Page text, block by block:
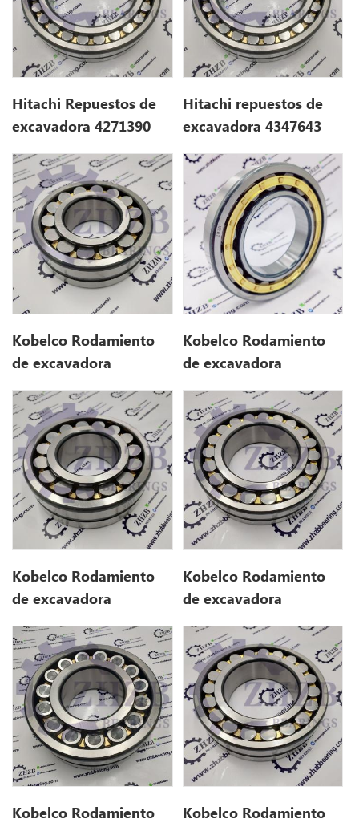
Hitachi Repuestos de
excavadora 4271390
Hitachi repuestos de
excavadora 4347643
Kobelco Rodamiento
de excavadora
sk135sr
Kobelco Rodamiento
de excavadora
140sr
Kobelco Rodamiento
de excavadora
sk210d
Kobelco Rodamiento
de excavadora
sk210-9
Kobelco Rodamiento
Kobelco Rodamiento